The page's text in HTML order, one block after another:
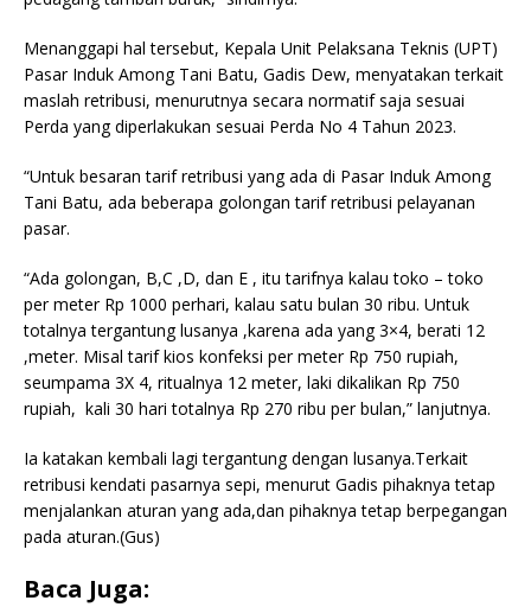
Menanggapi hal tersebut, Kepala Unit Pelaksana Teknis (UPT)
Pasar Induk Among Tani Batu, Gadis Dew, menyatakan terkait
maslah retribusi, menurutnya secara normatif saja sesuai
Perda yang diperlakukan sesuai Perda No 4 Tahun 2023.
“Untuk besaran tarif retribusi yang ada di Pasar Induk Among
Tani Batu, ada beberapa golongan tarif retribusi pelayanan
pasar.
“Ada golongan, B,C ,D, dan E , itu tarifnya kalau toko – toko
per meter Rp 1000 perhari, kalau satu bulan 30 ribu. Untuk
totalnya tergantung lusanya ,karena ada yang 3×4, berati 12
,meter. Misal tarif kios konfeksi per meter Rp 750 rupiah,
seumpama 3X 4, ritualnya 12 meter, laki dikalikan Rp 750
rupiah, kali 30 hari totalnya Rp 270 ribu per bulan,” lanjutnya.
Ia katakan kembali lagi tergantung dengan lusanya.Terkait
retribusi kendati pasarnya sepi, menurut Gadis pihaknya tetap
menjalankan aturan yang ada,dan pihaknya tetap berpegangan
pada aturan.(Gus)
Baca Juga: